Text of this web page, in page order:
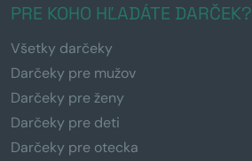
PRE KOHO HĽADÁTE DARČEK?
Všetky darčeky
Darčeky pre mužov
Darčeky pre ženy
Darčeky pre deti
Darčeky pre otecka